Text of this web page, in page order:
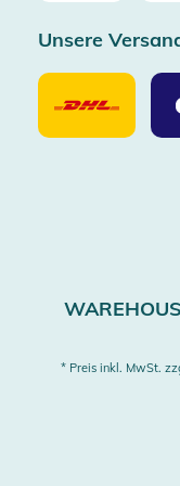
Unsere
Unsere
Versandarten
DHL
GLS
* Preis inkl. MwSt.